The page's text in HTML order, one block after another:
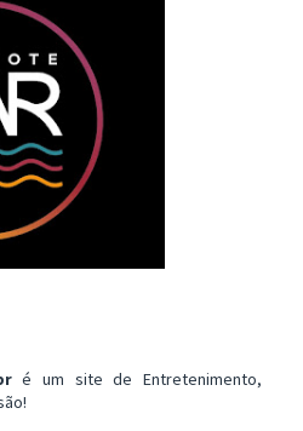
é um site de Entretenimento,